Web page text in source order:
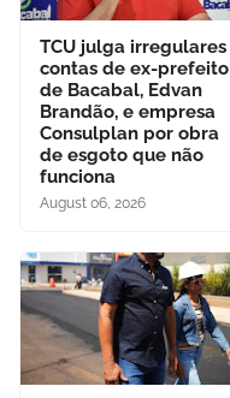
TCU julga irregulares
contas de ex-prefeito
de Bacabal, Edvan
Brandão, e empresa
Consulplan por obra
de esgoto que não
funciona
August 06, 2026